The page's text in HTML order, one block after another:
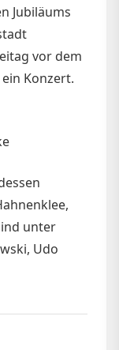
Jubiläums
vor dem
Konzert.
unter
Udo